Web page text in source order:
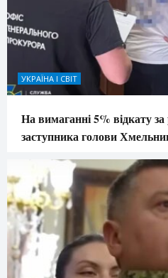
УКРАЇНА І СВІТ
На вимаганні 5% відкату
заступника голови